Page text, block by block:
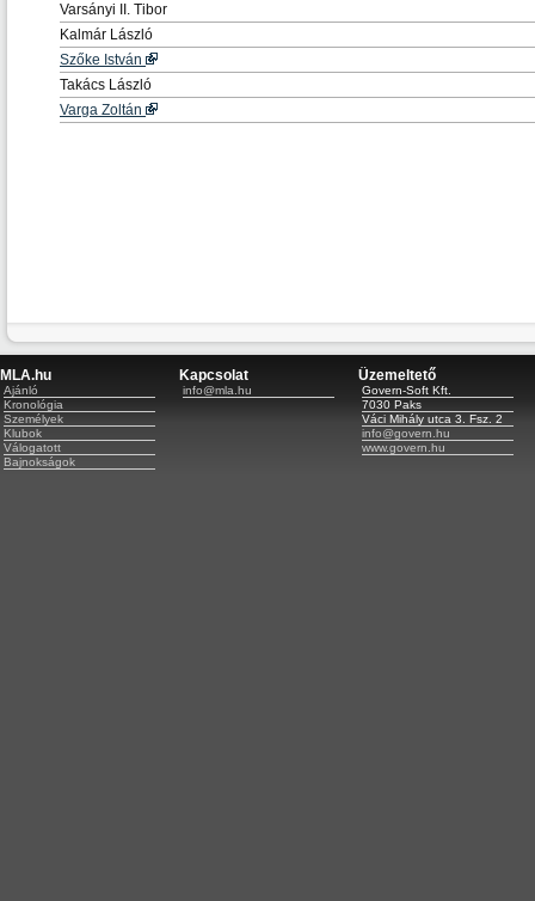
Varsányi II. Tibor
Kalmár László
Szőke István
Takács László
Varga Zoltán
MLA.hu
Ajánló
Kronológia
Személyek
Klubok
Válogatott
Bajnokságok
Kapcsolat
info@mla.hu
Üzemeltető
Govern-Soft Kft.
7030 Paks
Váci Mihály utca 3. Fsz. 2
info@govern.hu
www.govern.hu